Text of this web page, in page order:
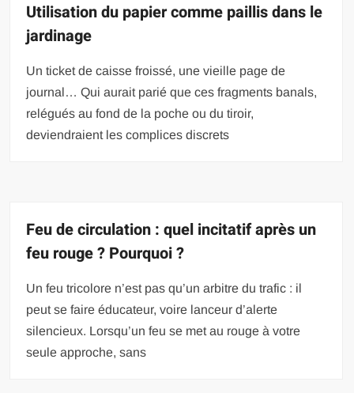
Utilisation du papier comme paillis dans le
jardinage
Un ticket de caisse froissé, une vieille page de
journal… Qui aurait parié que ces fragments banals,
relégués au fond de la poche ou du tiroir,
deviendraient les complices discrets
Feu de circulation : quel incitatif après un
feu rouge ? Pourquoi ?
Un feu tricolore n’est pas qu’un arbitre du trafic : il
peut se faire éducateur, voire lanceur d’alerte
silencieux. Lorsqu’un feu se met au rouge à votre
seule approche, sans